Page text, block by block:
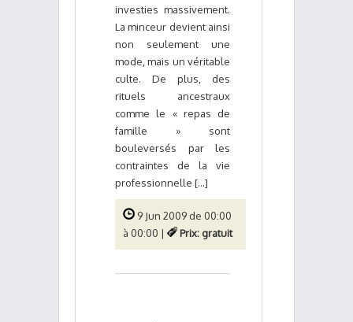
investies massivement.
La minceur devient ainsi
non seulement une
mode, mais un véritable
culte. De plus, des
rituels ancestraux
comme le « repas de
famille » sont
bouleversés par les
contraintes de la vie
professionnelle [...]
9 Jun 2009 de 00:00
à 00:00 |
Prix: gratuit